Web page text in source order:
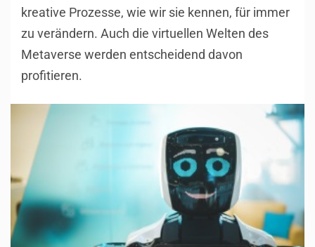
kreative Prozesse, wie wir sie kennen, für immer
zu verändern. Auch die virtuellen Welten des
Metaverse werden entscheidend davon
profitieren.